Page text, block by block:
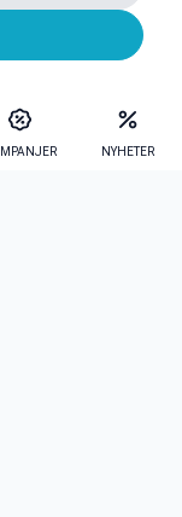
NYHETER